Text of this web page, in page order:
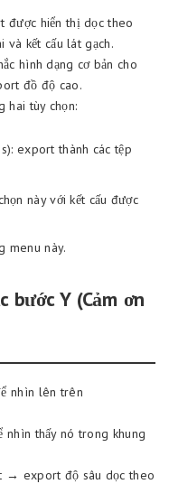
được hiển thị dọc theo
và kết cấu lát gạch.
hình dạng cơ bản cho
đồ độ cao.
hai tùy chọn:
export thành các tệp
này với kết cấu được
menu này.
bước Y (Cảm ơn
nhìn lên trên
nhìn thấy nó trong khung
→ export độ sâu dọc theo